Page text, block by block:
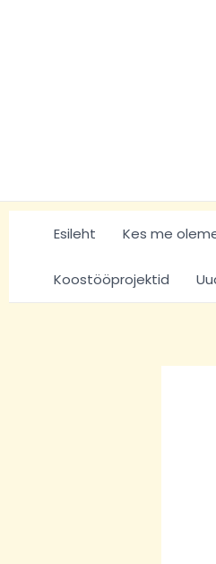
Esileht Kes me
Koostööprojektid